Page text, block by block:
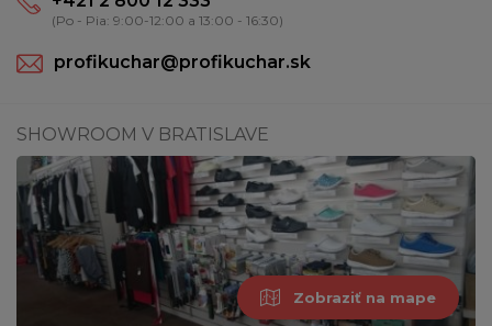
(Po - Pia: 9:00-12:00 a 13:00 - 16:30)
profikuchar@profikuchar.sk
SHOWROOM V BRATISLAVE
Zobraziť na mape